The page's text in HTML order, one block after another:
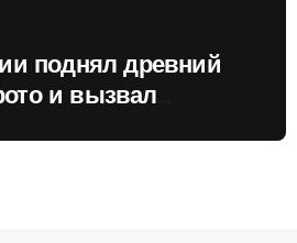
поднял древний
и вызвал